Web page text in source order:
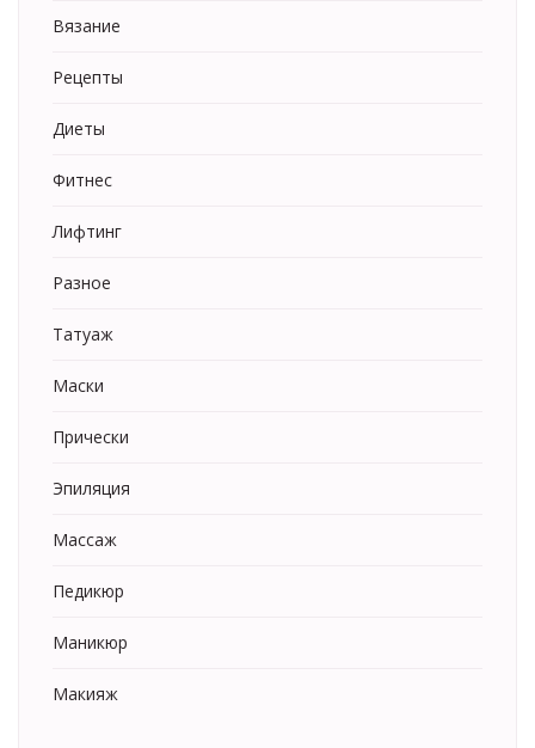
Вязание
Рецепты
Диеты
Фитнес
Лифтинг
Разное
Татуаж
Маски
Прически
Эпиляция
Массаж
Педикюр
Маникюр
Макияж